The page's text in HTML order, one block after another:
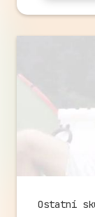
Ostatní